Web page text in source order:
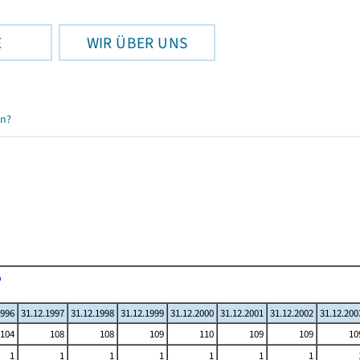
WIR ÜBER UNS
31.12.1997 31.12.1998 31.12.1999 31.12.2000 31.12.2001 31.12.2002
104 108 108 109 110 109 109
1 1 1 1 1 1 1